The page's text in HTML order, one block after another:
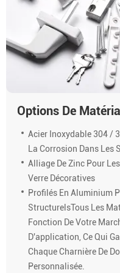
Options De
Acier Inoxydable 304 /
La Corrosion Dans Les
Alliage De Zinc Pour
Verre Décoratives
Profilés En Aluminium
StructurelsTous Les
Fonction De Votre
D'application, Ce Qui
Chaque Charnière De
Personnalisée.